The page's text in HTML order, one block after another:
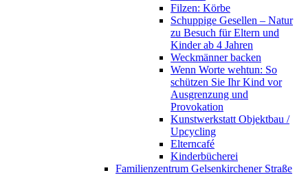
Filzen: Körbe
Schuppige Gesellen – Natur
zu Besuch für Eltern und
Kinder ab 4 Jahren
Weckmänner backen
Wenn Worte wehtun: So
schützen Sie Ihr Kind vor
Ausgrenzung und
Provokation
Kunstwerkstatt Objektbau /
Upcycling
Elterncafé
Kinderbücherei
Familienzentrum Gelsenkirchener Straße